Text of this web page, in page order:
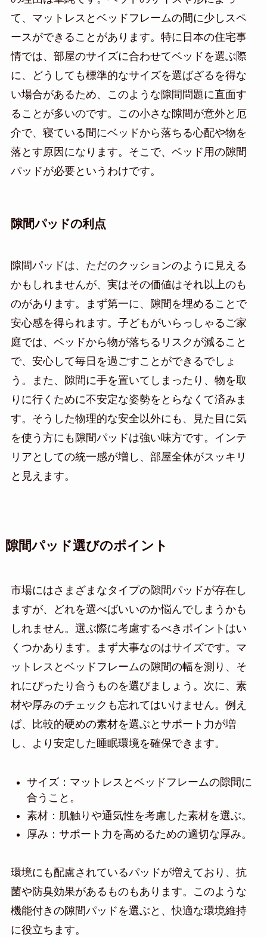
て、マットレスとベッドフレームの間に少しスペ
ースができることがあります。特に日本の住宅事
情では、部屋のサイズに合わせてベッドを選ぶ際
に、どうしても標準的なサイズを選ばざるを得な
い場合があるため、このような隙間問題に直面す
ることが多いのです。この小さな隙間が意外と厄
介で、寝ている間にベッドから落ちる心配や物を
落とす原因になります。そこで、ベッド用の隙間
パッドが必要というわけです。
隙間パッドの利点
隙間パッドは、ただのクッションのように見える
かもしれませんが、実はその価値はそれ以上のも
のがあります。まず第一に、隙間を埋めることで
安心感を得られます。子どもがいらっしゃるご家
庭では、ベッドから物が落ちるリスクが減ること
で、安心して毎日を過ごすことができるでしょ
う。また、隙間に手を置いてしまったり、物を取
りに行くために不安定な姿勢をとらなくて済みま
す。そうした物理的な安全以外にも、見た目に気
を使う方にも隙間パッドは強い味方です。インテ
リアとしての統一感が増し、部屋全体がスッキリ
と見えます。
隙間パッド選びのポイント
市場にはさまざまなタイプの隙間パッドが存在し
ますが、どれを選べばいいのか悩んでしまうかも
しれません。選ぶ際に考慮するべきポイントはい
くつかあります。まず大事なのはサイズです。マ
ットレスとベッドフレームの隙間の幅を測り、そ
れにぴったり合うものを選びましょう。次に、素
材や厚みのチェックも忘れてはいけません。例え
ば、比較的硬めの素材を選ぶとサポート力が増
し、より安定した睡眠環境を確保できます。
サイズ：マットレスとベッドフレームの隙間に
合うこと。
素材：肌触りや通気性を考慮した素材を選ぶ。
厚み：サポート力を高めるための適切な厚み。
環境にも配慮されているパッドが増えており、抗
菌や防臭効果があるものもあります。このような
機能付きの隙間パッドを選ぶと、快適な環境維持
に役立ちます。